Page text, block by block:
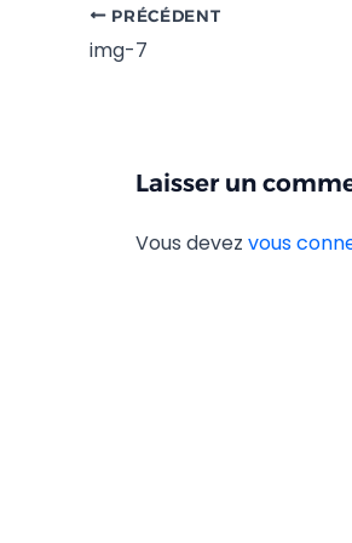
PRÉCÉDENT
img-7
Laisser un
Vous devez vous